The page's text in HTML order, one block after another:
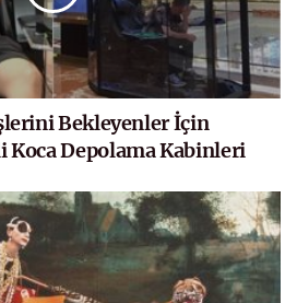
Bekleyenler İçin
Koca Depolama Kabinleri